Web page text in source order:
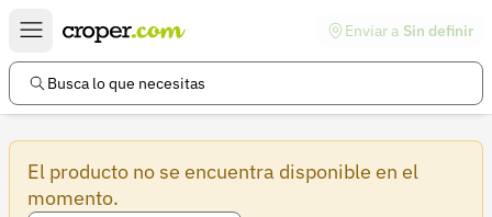
Enviar a Sin definir
Busca lo que necesitas
El producto no se encuentra disponible en el
momento.
Enlaces de interés
Preguntas frecuentes
Ayuda
Información legal